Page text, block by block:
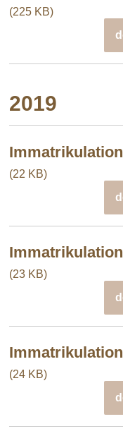
(225 KB)
2019
(22 KB)
(23 KB)
(24 KB)